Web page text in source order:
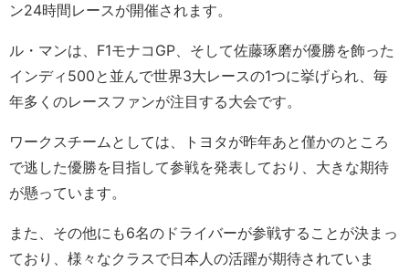
ン24時間レースが開催されます。
ル・マンは、F1モナコGP、そして佐藤琢磨が優勝を飾った
インディ500と並んで世界3大レースの1つに挙げられ、毎
年多くのレースファンが注目する大会です。
ワークスチームとしては、トヨタが昨年あと僅かのところ
で逃した優勝を目指して参戦を発表しており、大きな期待
が懸っています。
また、その他にも6名のドライバーが参戦することが決まっ
ており、様々なクラスで日本人の活躍が期待されていま